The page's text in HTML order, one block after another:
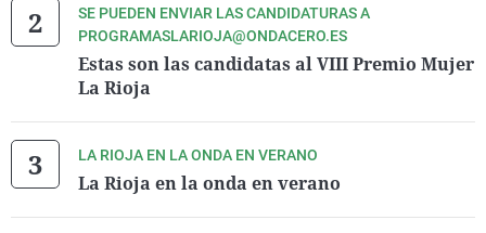
SE PUEDEN ENVIAR LAS CANDIDATURAS A
PROGRAMASLARIOJA@ONDACERO.ES
Estas son las candidatas al VIII Premio Mujer
La Rioja
LA RIOJA EN LA ONDA EN VERANO
La Rioja en la onda en verano